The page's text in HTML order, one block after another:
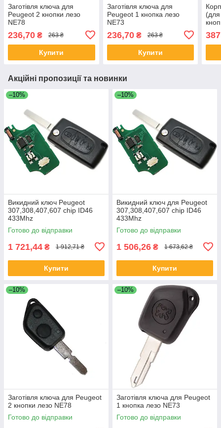
Заготівля ключа для
Peugeot 2 кнопки лезо
NE78
236,70 ₴ 263 ₴
Купити
Заготівля ключа для
Peugeot 1 кнопка лезо
NE73
236,70₴ 263 ₴
Купити
Акційні пропозиції та новинки
–10%
Викидний ключ Peugeot
307,308,407,607 chip ID46
433Mhz
Готово до відправки
1 721,44 ₴ 1 912,71 ₴
Купити
–10%
Викидний ключ для Peugeot
307,308,407,607 chip ID46
433Mhz
Готово до відправки
1 506,26 ₴ 1 673,62 ₴
Купити
–10%
Заготівля ключа для Peugeot
2 кнопки лезо NE78
Готово до відправки
–10%
Заготівля ключа для Peugeot
1 кнопка лезо NE73
Готово до відправки